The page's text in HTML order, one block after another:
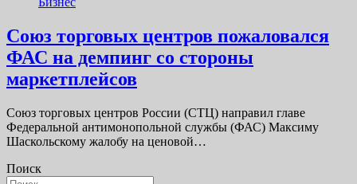
Союз торговых центров пожаловался
ФАС на демпинг со стороны
маркетплейсов
Союз торговых центров России (СТЦ) направил главе
Федеральной антимонопольной службы (ФАС) Максиму
Шаскольскому жалобу на ценовой…
Поиск